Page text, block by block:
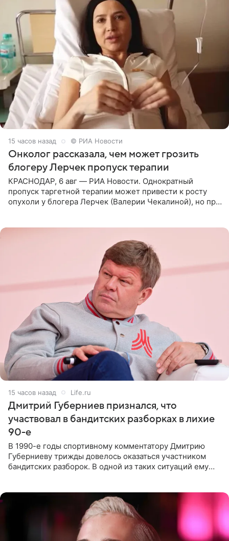
15 часов назад © РИА Новости
Онколог рассказала, чем может грозить
блогеру Лерчек пропуск терапии
КРАСНОДАР, 6 авг — РИА Новости. Однократный
пропуск таргетной терапии может привести к росту
опухоли у блогера Лерчек (Валерии Чекалиной), но при
15 часов назад Life.ru
Дмитрий Губерниев признался, что
участвовал в бандитских разборках в лихие
90-е
В 1990-е годы спортивному комментатору Дмитрию
Губерниеву трижды довелось оказаться участником
бандитских разборок. В одной из таких ситуаций ему